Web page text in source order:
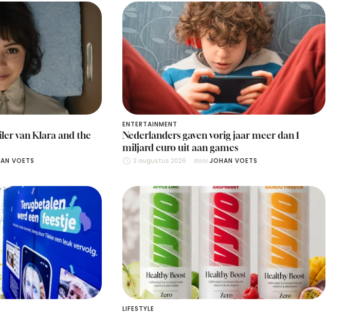
van Klara and the
VOETS
ENTERTAINMENT
Nederlanders gaven vorig jaar meer dan 1
miljard euro uit aan games
3 augustus 2026 door JOHAN VOETS
LIFESTYLE